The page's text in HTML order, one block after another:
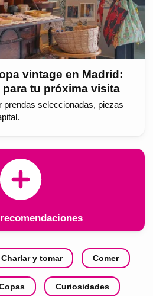
vintage en Madrid:
tu próxima visita
prendas seleccionadas, piezas
Charlar y tomar Comer
Curiosidades